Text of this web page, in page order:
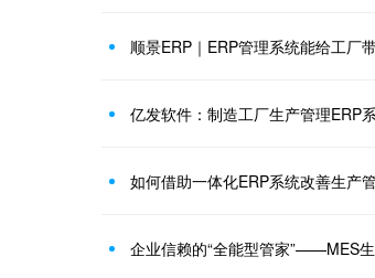
顺景ERP｜ERP管理系统能给工厂
亿发软件：制造工厂生产管理ERP
如何借助一体化ERP系统改善生产
企业信赖的“全能型管家”——MES